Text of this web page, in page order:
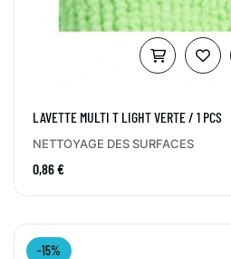
LAVETTE MULTI T LIGHT VERTE / 1 PCS
NETTOYAGE DES SURFACES
0,86 €
-15%